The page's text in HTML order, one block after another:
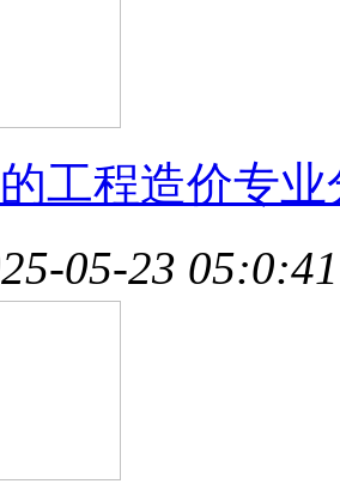
工程造价专业
05-23 05:0:41